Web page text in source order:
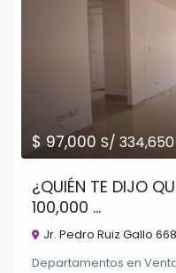
$ 97,000S/ 334,650
¿QUIÉN TE DIJO
100,000 ...
Jr. Pedro Ruiz Gallo
Departamentos en